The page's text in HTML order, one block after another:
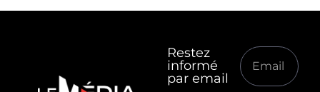
Restez
informé
par email